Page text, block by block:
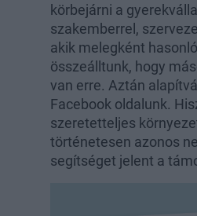
körbejárni a
szakemberrel,
akik melegként
összeálltunk, hogy
van erre. Aztán
Facebook oldalunk.
szeretetteljes
történetesen azonos
segítséget jelent a